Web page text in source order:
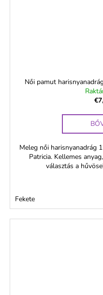
Női pamut
Meleg női harisnyanadrág
Patricia. Kellemes
választás a
Fekete